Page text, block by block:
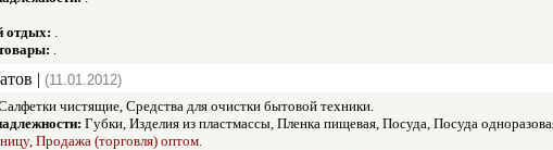
отдых: .
.
| (11.01.2012)
чистящие, Средства для очистки бытовой техники.
Губки, Изделия из пластмассы, Пленка пищевая, Посуда, Посуда
Продажа (торговля) оптом.